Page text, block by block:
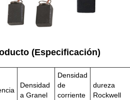
(Especificación)
Densidad
a Granel
Densidad
de
corriente
dureza
Rockwell